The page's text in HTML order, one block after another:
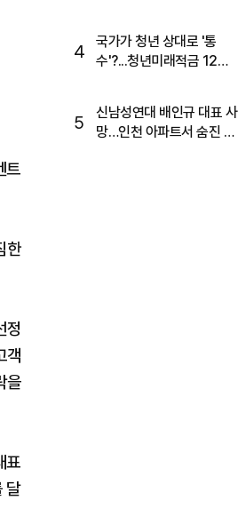
트
한
정
객
을
표
달
4
국가가 청년 상대로 '통
수'?...청년미래적금 12%
5
신남성연대 배인규 대표 사
망…인천 아파트서 숨진 채